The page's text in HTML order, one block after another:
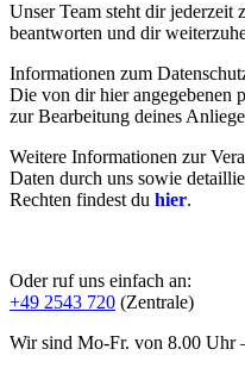
Unser Team steht dir jederzeit
beantworten und dir
Informationen zum
Die von dir hier angegebenen
zur Bearbeitung deines
Weitere Informationen zur
Daten durch uns sowie
Rechten findest du hier.
Oder ruf uns einfach an:
+49 2543 720 (Zentrale)
Wir sind Mo-Fr. von 8.00 Uhr